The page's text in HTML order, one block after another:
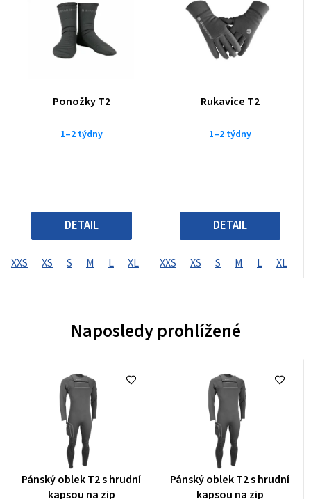
Ponožky T2
1–2 týdny
DETAIL
XXS XS S M L XL XXL XXXL XXXXL
Rukavice T2
1–2 týdny
DETAIL
XXS XS S M L XL
Naposledy prohlížené
Průměrné
hodnocení
Pánský oblek T2 s hrudní
kapsou na zip
Průměrné
hodnocení
Pánský oblek T2 s hrudní
kapsou na zip